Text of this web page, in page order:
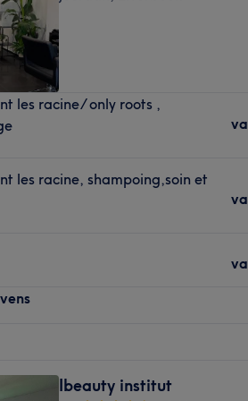
09:00
Gesloten
Belle, un superbe institut de beauté
Belgique.
proches :
Gribaumont et Joséphine-Charlotte.
vous accueille
des soins esthétiques de
dédié à la beauté et au
les racine/ only roots ,
les racine, shampoing,soin et
–19:00
Ibeauty institut